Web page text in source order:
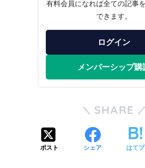
有料会員になれば全ての記事
できます。
ログイン
メンバーシップ購
SHARE
ポスト シェア はてブ